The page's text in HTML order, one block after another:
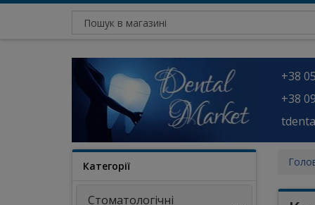
+38
+38
Категорії
Стоматологічні